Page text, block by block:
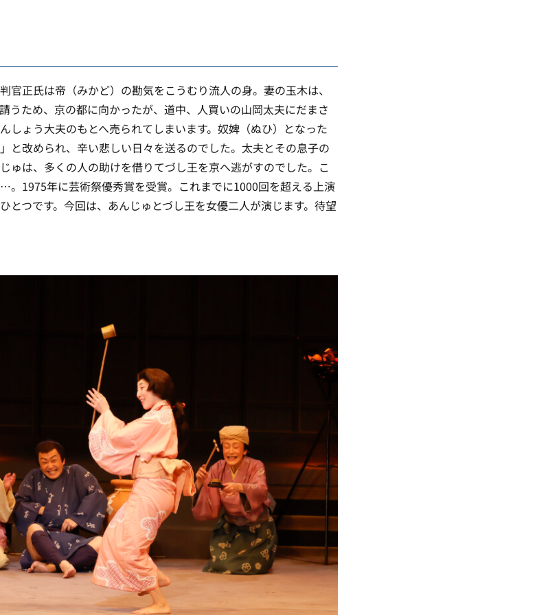
官正氏は帝（みかど）の勘気をこうむり流人の身。妻の玉木は、
うため、京の都に向かったが、道中、人買いの山岡太夫にだまさ
しょう大夫のもとへ売られてしまいます。奴婢（ぬひ）となった
と改められ、辛い悲しい日々を送るのでした。太夫とその息子の
ゅは、多くの人の助けを借りてづし王を京へ逃がすのでした。こ
。1975年に芸術祭優秀賞を受賞。これまでに1000回を超える上演
とつです。今回は、あんじゅとづし王を女優二人が演じます。待望